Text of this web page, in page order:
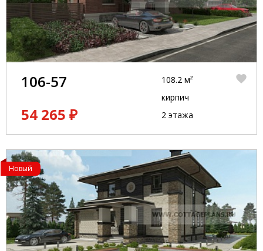
106-57
54 265 ₽
108.2 м²
кирпич
2 этажа
Новый